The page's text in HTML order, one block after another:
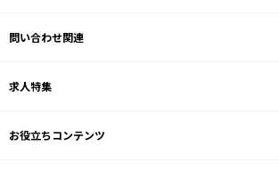
業種
問い合わせ関連
求人特集
お役立ちコンテンツ